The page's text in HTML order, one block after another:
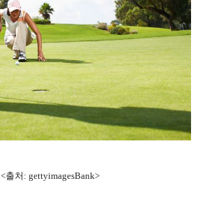
<출처: gettyimagesBank>